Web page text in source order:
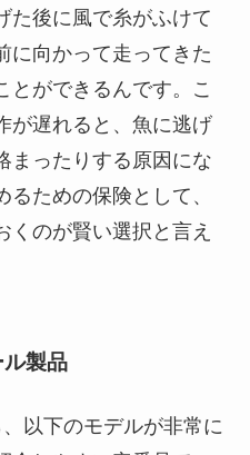
た後に風で糸がふけて
に向かって走ってきた
とができるんです。こ
が遅れると、魚に逃げ
まったりする原因にな
ための保険として、
くのが賢い選択と言え
製品
以下のモデルが非常に